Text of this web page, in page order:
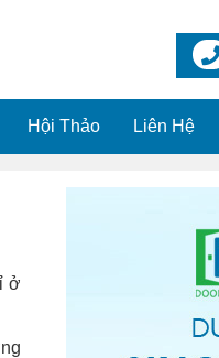
Hội Thảo Liên Hệ
ở